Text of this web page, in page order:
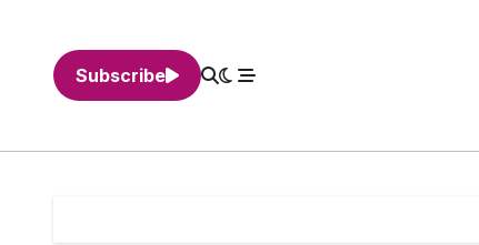
Subscribe